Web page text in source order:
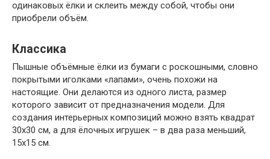
одинаковых ёлки и склеить между собой, чтобы они
приобрели объём.
Классика
Пышные объёмные ёлки из бумаги с роскошными, словно
покрытыми иголками «лапами», очень похожи на
настоящие. Они делаются из одного листа, размер
которого зависит от предназначения модели. Для
создания интерьерных композиций можно взять квадрат
30х30 см, а для ёлочных игрушек – в два раза меньший,
15х15 см.